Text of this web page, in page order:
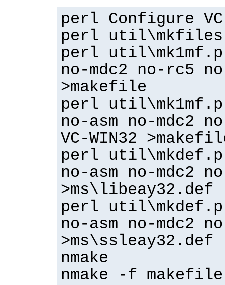
perl Configure
perl
perl
no-mdc2 no-rc5
>makefile
perl
no-asm no-mdc2
VC-WIN32
perl
no-asm no-mdc2
>ms\libeay32.def
perl
no-asm no-mdc2
>ms\ssleay32.def
nmake
nmake -f